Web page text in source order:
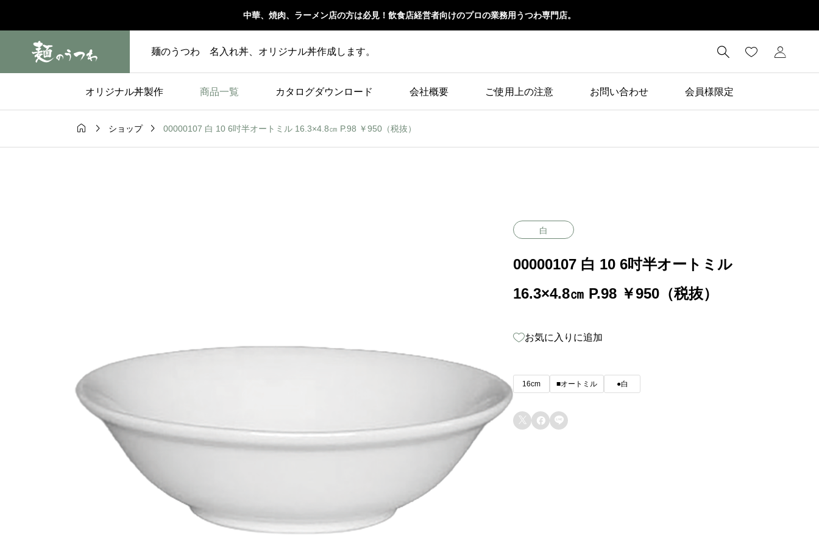
中華、焼肉、ラーメン店の方は必見！飲食店経営者向けのプロの業務用うつわ専門店。
麺のうつわ 名入れ丼、オリジナル丼作成します。 
オリジナル丼製作 商品一覧 カタログダウンロード 会社概要 ご使用上の注意 お問い合わせ 会員様限定
  ショップ  00000107 白 10 6吋半オートミル 16.3×4.8㎝ P.98 ￥950（税抜）
白
00000107 白 10 6吋半オートミル
16.3×4.8㎝ P.98 ￥950（税抜）
お気に入りに追加
16cm ■オートミル ●白
  